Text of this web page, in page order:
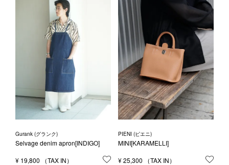
Gurank (グランク)
Selvage denim apron[INDIGO]
¥ 19,800 お気に入りに登録する
PIENI (ピエニ)
MINI[KARAMELLI]
¥25,300